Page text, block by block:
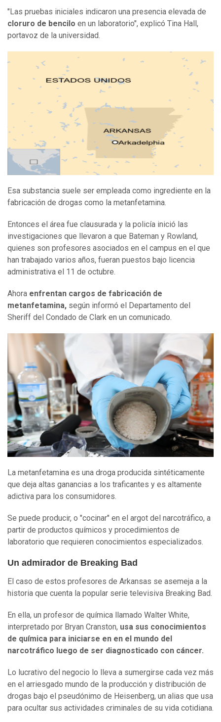
"Las pruebas iniciales indicaron una presencia elevada de
cloruro de bencilo en un laboratorio", explicó Tina Hall,
portavoz de la universidad.
Esa substancia suele ser empleada como ingrediente en la
fabricación de drogas como la metanfetamina.
Entonces el área fue clausurada y la policía inició las
investigaciones que llevaron a que Bateman y Rowland,
quienes son profesores asociados en el campus en el que
han trabajado varios años, fueran puestos bajo licencia
administrativa el 11 de octubre.
Ahora enfrentan cargos de fabricación de
metanfetamina, según informó el Departamento del
Sheriff del Condado de Clark en un comunicado.
La metanfetamina es una droga producida sintéticamente
que deja altas ganancias a los traficantes y es altamente
adictiva para los consumidores.
Se puede producir, o "cocinar" en el argot del narcotráfico, a
partir de productos químicos y procedimientos de
laboratorio que requieren conocimientos especializados.
Un admirador de Breaking Bad
El caso de estos profesores de Arkansas se asemeja a la
historia que cuenta la popular serie televisiva Breaking Bad.
En ella, un profesor de química llamado Walter White,
interpretado por Bryan Cranston, usa sus conocimientos
de química para iniciarse en en el mundo del
narcotráfico luego de ser diagnosticado con cáncer.
Lo lucrativo del negocio lo lleva a sumergirse cada vez más
en el arriesgado mundo de la producción y distribución de
drogas bajo el pseudónimo de Heisenberg, un alias que usa
para ocultar sus actividades criminales de su vida cotidiana.